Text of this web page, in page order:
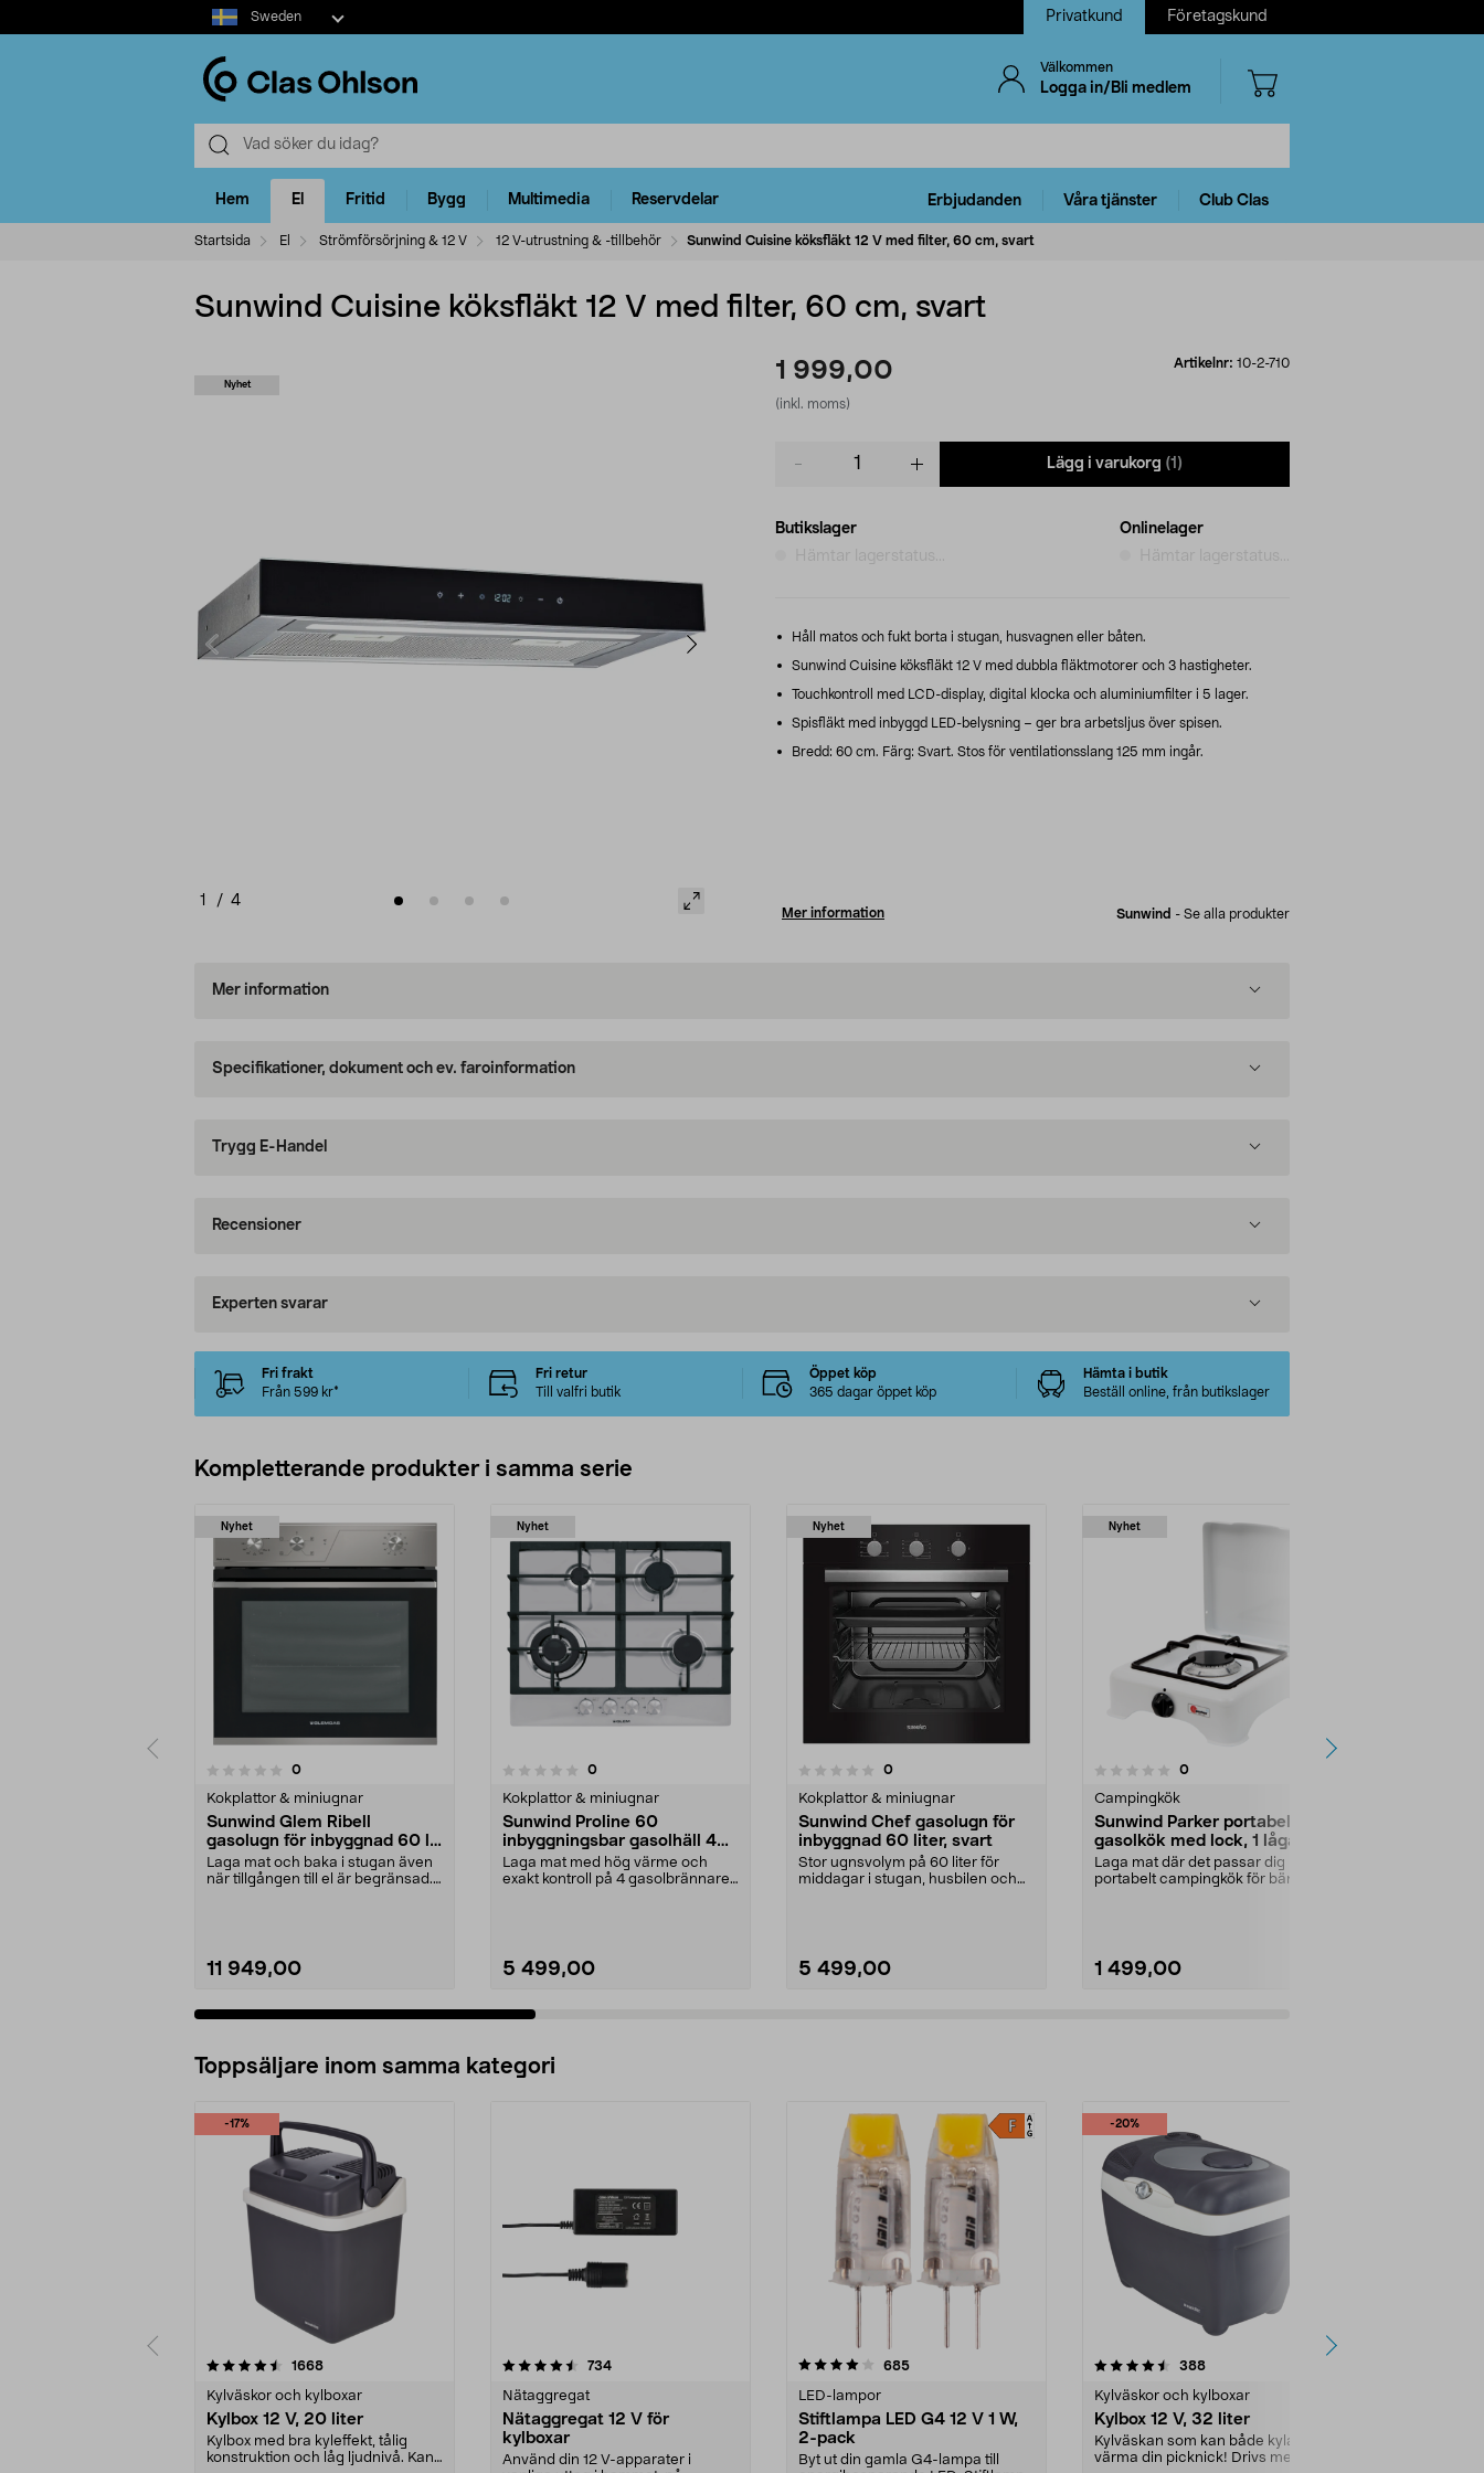
Select
market
Sweden Privatkund Företagskund
Välkommen
Logga in/Bli medlem
Hem El Fritid Bygg Multimedia Reservdelar Erbjudanden Våra tjänster Club Clas
Startsida El Strömförsörjning & 12 V 12 V-utrustning & -tillbehör Sunwind Cuisine köksfläkt 12 V med filter, 60 cm, svart
Sunwind Cuisine köksfläkt 12 V med filter, 60 cm, svart
Nyhet
1 / 4
1 999,00
(inkl. moms)
Artikelnr: 10-2-710
Lägg i varukorg (1)
Butikslager
Hämtar lagerstatus...
Onlinelager
Hämtar lagerstatus...
Håll matos och fukt borta i stugan, husvagnen eller båten.
Sunwind Cuisine köksfläkt 12 V med dubbla fläktmotorer och 3 hastigheter.
Touchkontroll med LCD-display, digital klocka och aluminiumfilter i 5 lager.
Spisfläkt med inbyggd LED-belysning – ger bra arbetsljus över spisen.
Bredd: 60 cm. Färg: Svart. Stos för ventilationsslang 125 mm ingår.
Mer information Sunwind - Se alla produkter
Mer information
Specifikationer, dokument och ev. faroinformation
Trygg E-Handel
Recensioner
Experten svarar
Fri frakt
Från 599 kr*
Fri retur
Till valfri butik
Öppet köp
365 dagar öppet köp
Hämta i butik
Beställ online, från butikslager
Kompletterande produkter i samma serie
Nyhet
0recensioner
Kokplattor & miniugnar
Sunwind Glem Ribell
gasolugn för inbyggnad 60 l,
krom
Laga mat och baka i stugan även
när tillgången till el är begränsad.
11 949,00
Nyhet
0.0 av 5 stjärnor 0recensioner
Kokplattor & miniugnar
Sunwind Proline 60
inbyggningsbar gasolhäll 4
lågor, rostfri
Laga mat med hög värme och
exakt kontroll på 4 gasolbrännare.
5 499,00
Nyhet
0.0 av 5 stjärnor 0recensioner
Kokplattor & miniugnar
Sunwind Chef gasolugn för
inbyggnad 60 liter, svart
Stor ugnsvolym på 60 liter för
middagar i stugan, husbilen och
5 499,00
Nyhet
0.0 av 5 stjärnor 0recensioner
Campingkök
Sunwind Parker portabelt
gasolkök med lock, 1 låga, vit
Laga mat där det passar dig –
portabelt campingkök för bänk.
1 499,00
0.0 av 5 stjärnor
Toppsäljare inom samma kategori
-17%
1668recensioner
Kylväskor och kylboxar
Kylbox 12 V, 20 liter
Kylbox med bra kyleffekt, tålig
konstruktion och låg ljudnivå. Kan
4.5 av 5 stjärnor 734recensioner
Nätaggregat
Nätaggregat 12 V för
kylboxar
Använd din 12 V-apparater i
4.0 av 5 stjärnor 685recensioner
LED-lampor
Stiftlampa LED G4 12 V 1 W,
2-pack
Byt ut din gamla G4-lampa till
-20%
4.5 av 5 stjärnor 388recensioner
Kylväskor och kylboxar
Kylbox 12 V, 32 liter
Kylväskan som kan både kyla och
värma din picknick! Drivs med 12
3.5 av 5 stjärnor